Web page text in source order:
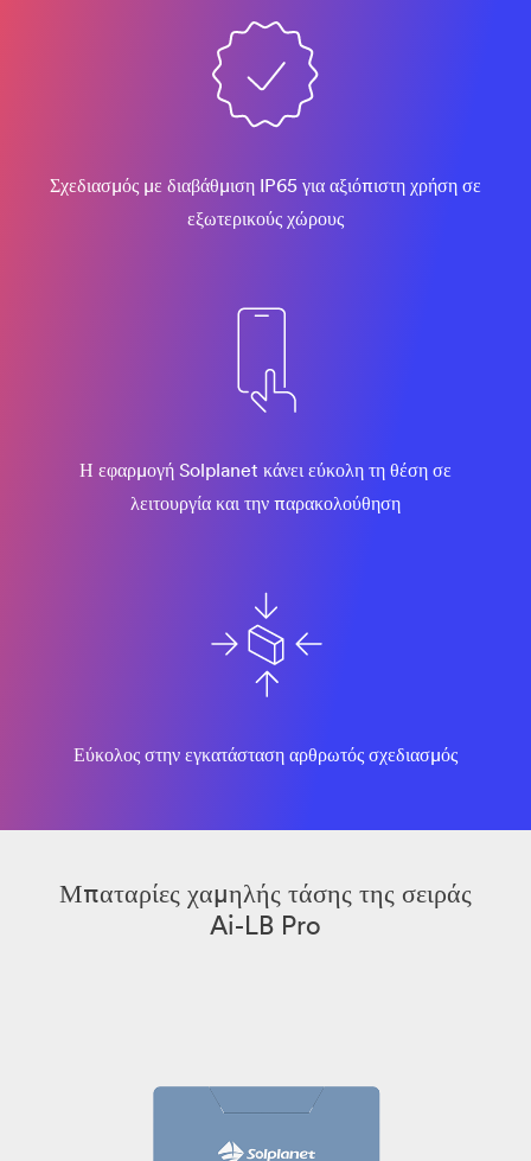
Σχεδιασμός με διαβάθμιση IP65 για αξιόπιστη χρήση σε
εξωτερικούς χώρους
Η εφαρμογή Solplanet κάνει εύκολη τη θέση σε
λειτουργία και την παρακολούθηση
Εύκολος στην εγκατάσταση αρθρωτός σχεδιασμός
Μπαταρίες χαμηλής τάσης της σειράς
Ai-LB Pro